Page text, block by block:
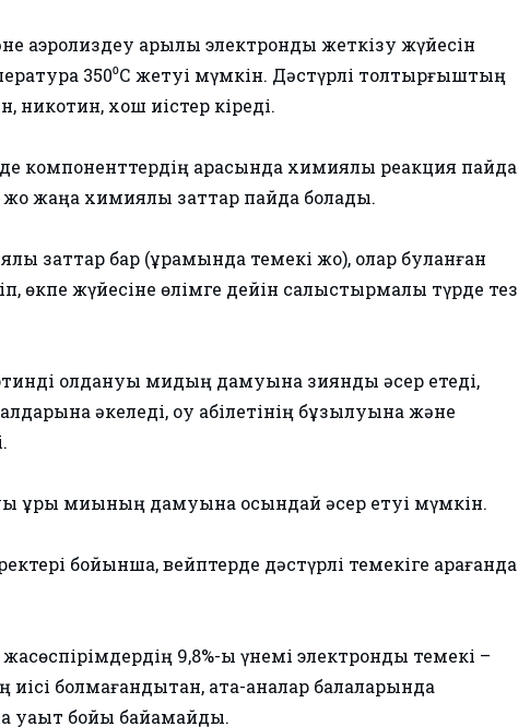
аэролиздеу арқылы электрондық жеткізу жүйесін
350⁰С жетуі мүмкін. Дәстүрлі толтырғыштың
никотин, хош иістер кіреді.
компоненттердің арасында химиялық реакция пайда
жаңа химиялық заттар пайда болады.
заттар бар (құрамында темекі жоқ), олар буланған
өкпе жүйесіне өлімге дейін салыстырмалы түрде тез
қолдануы мидың дамуына зиянды әсер етеді,
әкеледі, оқу қабілетінің бұзылуына және
ұрық миының дамуына осындай әсер етуі мүмкін.
бойынша, вейптерде дәстүрлі темекіге қарағанда
9,8%-ы үнемі электрондық темекі –
болмағандықтан, ата-аналар балаларында
уақыт бойы байқамайды.